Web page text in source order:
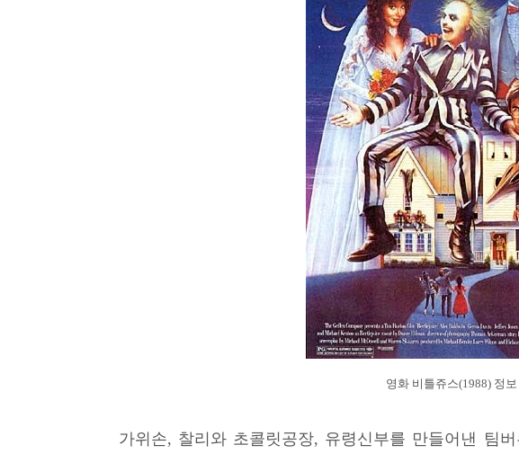
영화 비틀쥬스(1988) 정보
가위손, 찰리와 초콜릿공장, 유령신부를 만들어낸 팀